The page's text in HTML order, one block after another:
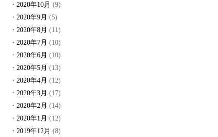
2020年10月 (9)
2020年9月 (5)
2020年8月 (11)
2020年7月 (10)
2020年6月 (10)
2020年5月 (13)
2020年4月 (12)
2020年3月 (17)
2020年2月 (14)
2020年1月 (12)
2019年12月 (8)